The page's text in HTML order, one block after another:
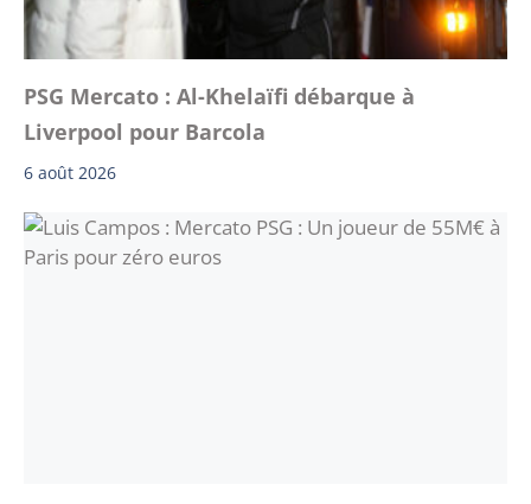
PSG Mercato : Al-Khelaïfi débarque à
Liverpool pour Barcola
6 août 2026